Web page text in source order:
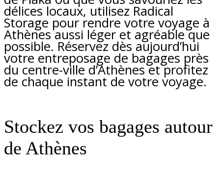
délices locaux, utilisez Radical
Storage pour rendre votre voyage à
Athènes aussi léger et agréable que
possible. Réservez dès aujourd’hui
votre entreposage de bagages près
du centre-ville d’Athènes et profitez
de chaque instant de votre voyage.
Stockez vos bagages autour
de Athènes